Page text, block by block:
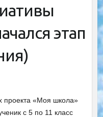
этап
проекта «Моя школа»
с 5 по 11 класс